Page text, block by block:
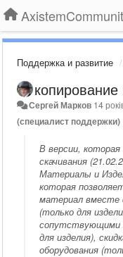
Поддержка и развитие
Сергей Марков 14
(специалист поддержки)
В версии,
скачивания
Материалы и
которая
материал вместе
(только для
сопутствующими
для изделия),
оборудования